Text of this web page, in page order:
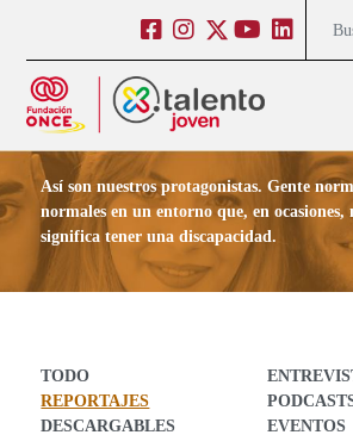
FacebookInstagram
TwitterYoutube
Contenido para Jóvenes
Así son nuestros protagonistas. Gente
normales en un entorno que, en ocasiones,
significa tener una discapacidad.
TODO
REPORTAJES
DESCARGABLES
EVENTOS